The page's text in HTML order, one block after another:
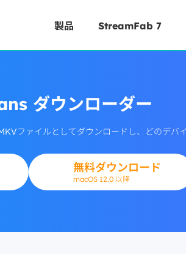
製品 StreamFab 7
ダウンローダー
ファイルとしてダウンロードし、どのデバ
無料ダウンロード
macOS 12.0 以降